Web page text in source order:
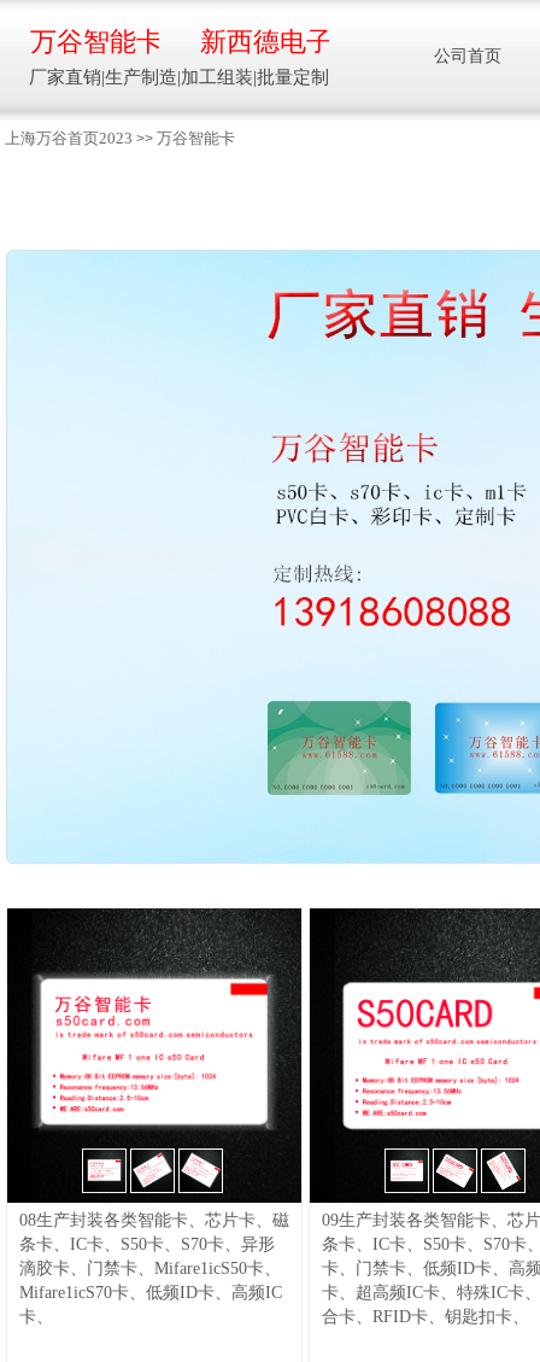
上海万谷首页2023 >> 万谷智能卡
08生产封装各类智能卡、芯片卡、磁
条卡、IC卡、S50卡、S70卡、异形
滴胶卡、门禁卡、Mifare1icS50卡、
Mifare1icS70卡、低频ID卡、高频IC
卡、
09生产封装各类智能卡、芯
条卡、IC卡、S50卡、S70卡
卡、门禁卡、低频ID卡、高
卡、超高频IC卡、特殊IC卡
合卡、RFID卡、钥匙扣卡、
流量开关
06,西德FR11.CC|热导式流量开关|可
调式流量开关|流量开关|电子式流量
开关|热制式流量开关|气液式流量开
关|消防流量传感器|流量控制器|流量
变送器|热导示流器|热导式流量控制
器|水流开关||热制式流量传感器|热式
流量开关|热导流量开关|水流量开关|
消防流量开关|示流信号器|油流开关|6
灯油|断流报警|热导式流量传感
器|@FR11|流量开关 / 02,HFS-25水流
量开关FB11,HFS-15(1/2")6分HFS-
流量计
10,LWGY.CC涡轮流量计,脉冲型螺纹
连接液体智能液体水食用柴汽油甲醇
螺纹法兰电池远传流量计新款
电磁流量计 / 12,LWGY法兰涡轮流量
计现场显示传感器升级版 / 13,电磁
流量计【SIYNTN申坦，TOOT，新
西德电子设备XIDE.APP】电磁流量
温度开关
61,ST10.CC|温度开关|可调式温度开
关|可调温度开关|膨胀型温度开关|液
体膨胀型温度开关|液体型温度开关|
液位开关
新西德电子
厂家直销|生产制造|加工组装|批量定制
137016
www.61588.com
万谷智能卡 公司首页